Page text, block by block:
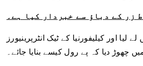
زر کے دباؤ سے خبردار کیا ہے۔
اور کیلیفورنیا کے ٹیک انٹرپرینیورز
چھوڑ دیا کہ پے رول کیسے بنایا جائے۔